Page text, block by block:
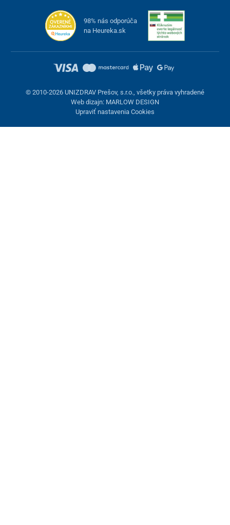
98% nás odporúča
na Heureka.sk
© 2010-2026 UNIZDRAV Prešov, s.r.o., všetky práva vyhradené
Web dizajn: MARLOW DESIGN
Upraviť nastavenia Cookies